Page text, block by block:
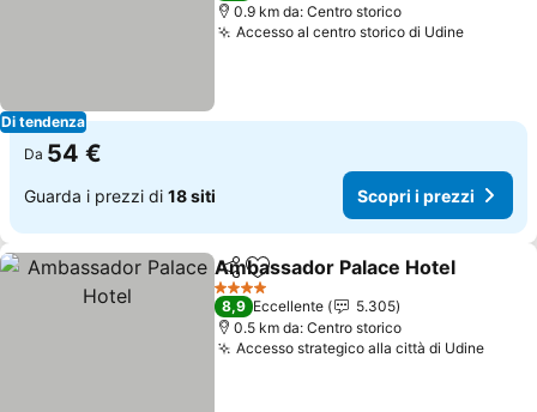
Di tendenza
0.9 km da: Centro storico
Accesso al centro storico di UdineScopri
Da 54 €
Guarda i prezzi di 18 siti Scopri i prezzi
CondividiAggiungi ai preferiti
Ambassador Palace Hotel
4 Stelle
8,9 Eccellente
5.305
0.5 km da: Centro storico
Accesso strategico alla città di Udine